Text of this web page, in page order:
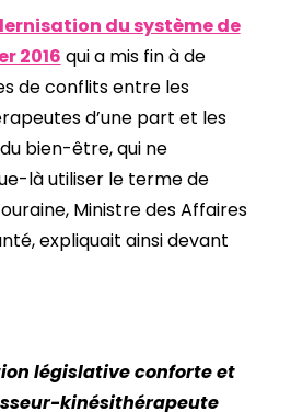
du système de
2016 qui a mis fin à de
de conflits entre les
d’une part et les
bien-être, qui ne
là utiliser le terme de
Ministre des Affaires
expliquait ainsi devant
législative conforte et
kinésithérapeute